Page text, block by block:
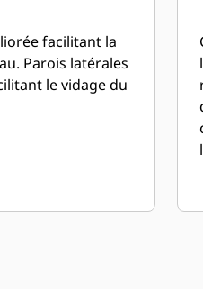
facilitant la
Parois latérales
le vidage du